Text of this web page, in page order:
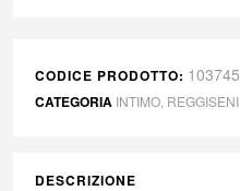
CODICE PRODOTTO: 103745
CATEGORIA INTIMO REGGISENI
DESCRIZIONE